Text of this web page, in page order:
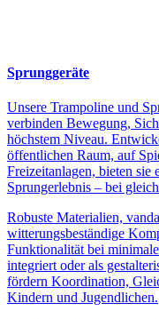
Sprunggeräte
Unsere Trampoline und
verbinden Bewegung,
höchstem Niveau.
öffentlichen Raum, auf
Freizeitanlagen, bieten sie
Sprungerlebnis – bei
Robuste Materialien,
witterungsbeständige
Funktionalität bei
integriert oder als
fördern Koordination,
Kindern und Jugendlichen.